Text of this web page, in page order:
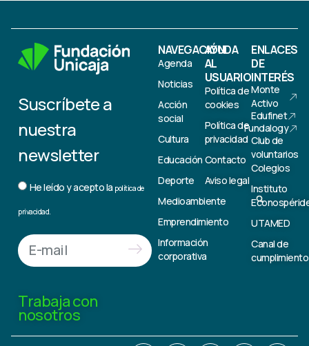
Suscríbete a
nuestra
newsletter
He leído y acepto la política de
privacidad.
Trabaja con
nosotros
NAVEGACIÓN
Agenda
Noticias
Acción
social
Cultura
Educación
Deporte
Medioambiente
Emprendimiento
Información
corporativa
AYUDA
AL
USUARIO
Política de
cookies
Política de
privacidad
Contacto
Aviso legal
ENLACES
DE
INTERÉS
Monte
Activo
Edufinet
Fundalogy
Club de
voluntarios
Colegios
Instituto
UTAMED
Canal de
cumplimiento